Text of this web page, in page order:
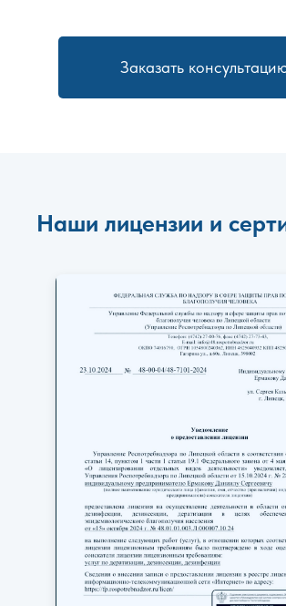
Заказать
Наши лицензии и